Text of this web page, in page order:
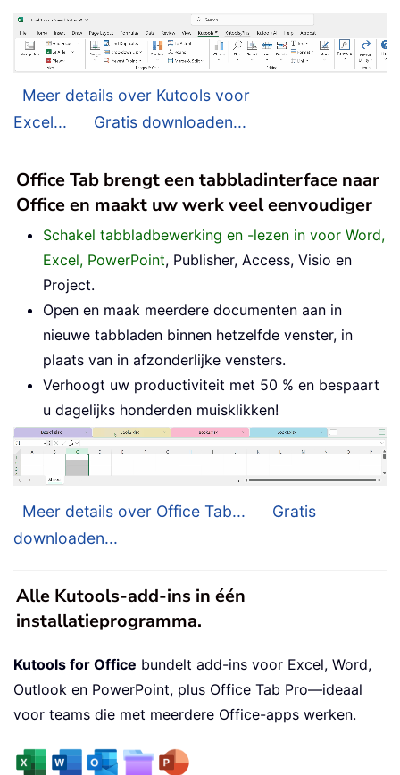
Meer details over Kutools voor
Excel...
Gratis downloaden...
Office Tab brengt een tabbladinterface naar
Office en maakt uw werk veel eenvoudiger
Schakel tabbladbewerking en -lezen in voor Word,
Excel, PowerPoint, Publisher, Access, Visio en
Project.
Open en maak meerdere documenten aan in
nieuwe tabbladen binnen hetzelfde venster, in
plaats van in afzonderlijke vensters.
Verhoogt uw productiviteit met 50 % en bespaart
u dagelijks honderden muisklikken!
Meer details over Office Tab...
Gratis
downloaden...
Alle Kutools-add-ins in één
installatieprogramma.
Kutools for Office bundelt add-ins voor Excel, Word,
Outlook en PowerPoint, plus Office Tab Pro—ideaal
voor teams die met meerdere Office-apps werken.